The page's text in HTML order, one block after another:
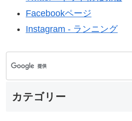
Facebookページ
Instagram - ランニング
カテゴリー